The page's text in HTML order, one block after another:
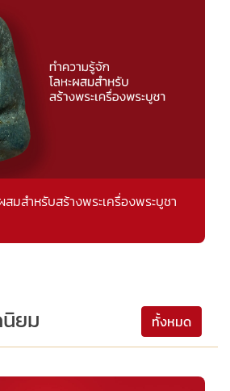
สมสำหรับสร้างพระเครื่องพระบูชา
ยม ทั้งหมด